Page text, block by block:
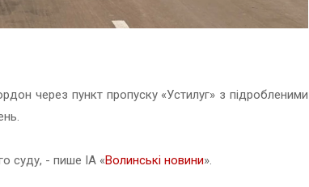
через пункт пропуску «Устилуг» з підробленими
суду, - пише ІА «Волинські новини».